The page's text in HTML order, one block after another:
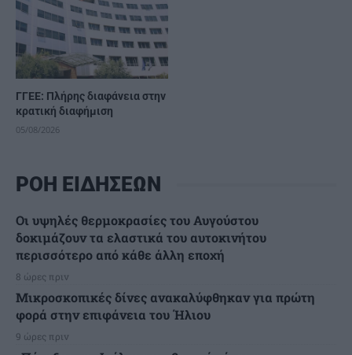
ΓΓΕΕ: Πλήρης διαφάνεια στην
κρατική διαφήμιση
05/08/2026
ΡΟΗ ΕΙΔΗΣΕΩΝ
Οι υψηλές θερμοκρασίες του Αυγούστου
δοκιμάζουν τα ελαστικά του αυτοκινήτου
περισσότερο από κάθε άλλη εποχή
8 ώρες πριν
Μικροσκοπικές δίνες ανακαλύφθηκαν για πρώτη
φορά στην επιφάνεια του Ήλιου
9 ώρες πριν